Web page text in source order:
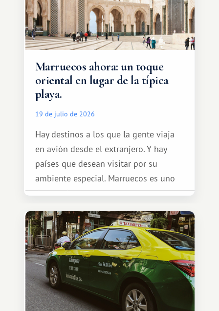
Marruecos ahora: un toque
oriental en lugar de la típica
playa.
19 de julio de 2026
Hay destinos a los que la gente viaja
en avión desde el extranjero. Y hay
países que desean visitar por su
ambiente especial. Marruecos es uno
de esos lugares.